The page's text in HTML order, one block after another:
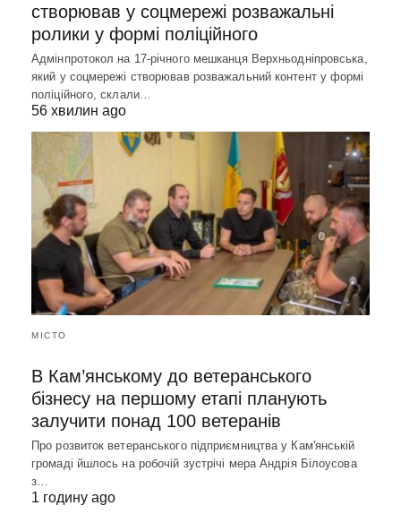
створював у соцмережі розважальні
ролики у формі поліційного
Адмінпротокол на 17-річного мешканця Верхньодніпровська,
який у соцмережі створював розважальний контент у формі
поліційного, склали…
56 хвилин ago
МІСТО
В Кам’янському до ветеранського
бізнесу на першому етапі планують
залучити понад 100 ветеранів
Про розвиток ветеранського підприємництва у Кам'янській
громаді йшлось на робочій зустрічі мера Андрія Білоусова
з…
1 годину ago